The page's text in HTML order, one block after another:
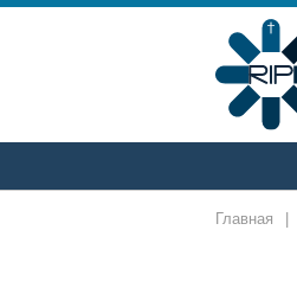
Главная